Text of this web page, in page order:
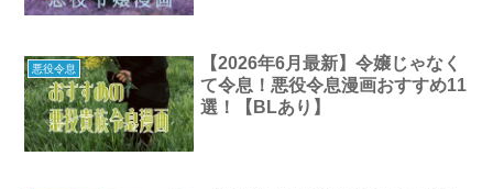
悪役令息
【2026年6月最新】令嬢じゃなく
て令息！悪役令息漫画おすすめ11
選！【BLあり】